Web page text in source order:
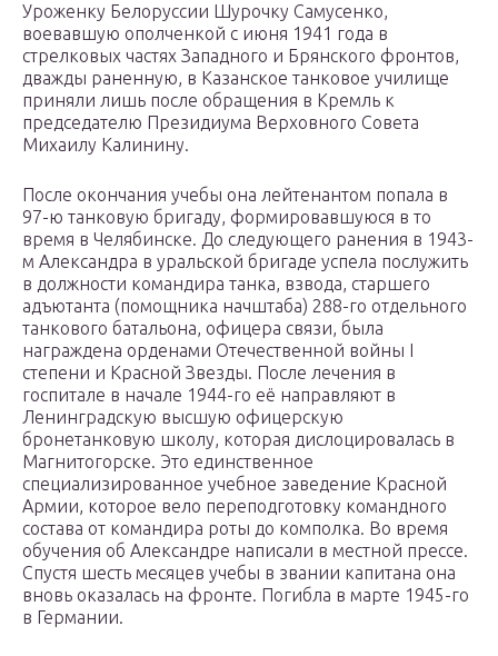
Уроженку Белоруссии Шурочку Самусенко,
воевавшую ополченкой с июня 1941 года в
стрелковых частях Западного и Брянского фронтов,
дважды раненную, в Казанское танковое училище
приняли лишь после обращения в Кремль к
председателю Президиума Верховного Совета
Михаилу Калинину.
После окончания учебы она лейтенантом попала в
97-ю танковую бригаду, формировавшуюся в то
время в Челябинске. До следующего ранения в 1943-
м Александра в уральской бригаде успела послужить
в должности командира танка, взвода, старшего
адъютанта (помощника начштаба) 288-го отдельного
танкового батальона, офицера связи, была
награждена орденами Отечественной войны I
степени и Красной Звезды. После лечения в
госпитале в начале 1944-го её направляют в
Ленинградскую высшую офицерскую
бронетанковую школу, которая дислоцировалась в
Магнитогорске. Это единственное
специализированное учебное заведение Красной
Армии, которое вело переподготовку командного
состава от командира роты до комполка. Во время
обучения об Александре написали в местной прессе.
Спустя шесть месяцев учебы в звании капитана она
вновь оказалась на фронте. Погибла в марте 1945-го
в Германии.